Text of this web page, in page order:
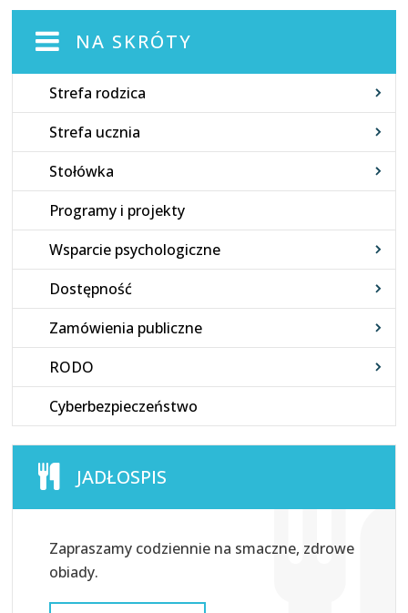
NA SKRÓTY
Strefa rodzica
Strefa ucznia
Stołówka
Programy i projekty
Wsparcie psychologiczne
Dostępność
Zamówienia publiczne
RODO
Cyberbezpieczeństwo
JADŁOSPIS
Zapraszamy codziennie na smaczne, zdrowe
obiady.